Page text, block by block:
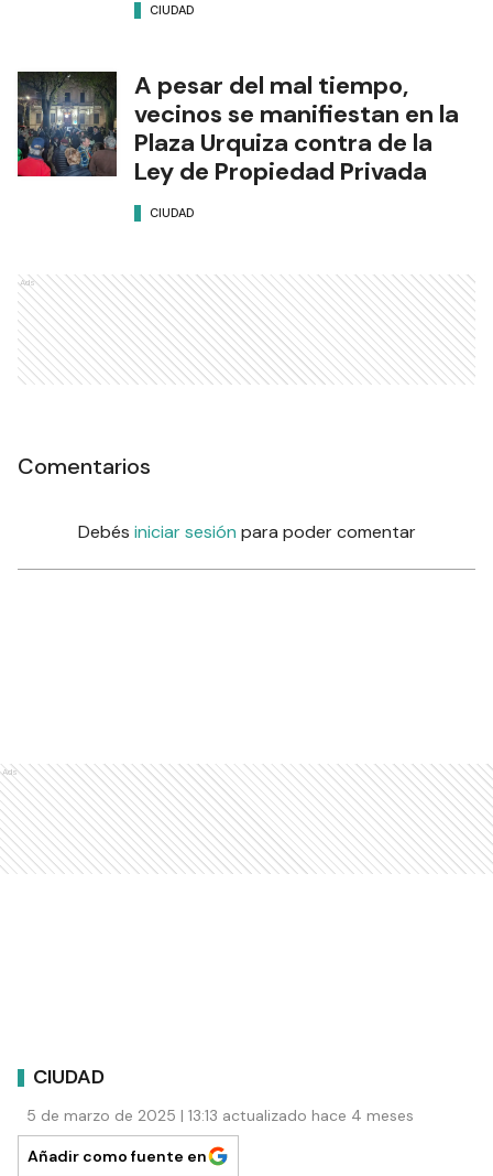
CIUDAD
A pesar del mal tiempo,
vecinos se manifiestan en la
Plaza Urquiza contra de la
Ley de Propiedad Privada
CIUDAD
Ads
Comentarios
Debés iniciar sesión para poder comentar
Ads
CIUDAD
5 de marzo de 2025 | 13:13 actualizado hace 4 meses
Añadir como fuente en